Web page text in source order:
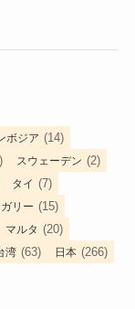
ボジア (14)
スウェーデン (2)
タイ (7)
リー (15)
マルタ (20)
湾 (63) 日本 (266)